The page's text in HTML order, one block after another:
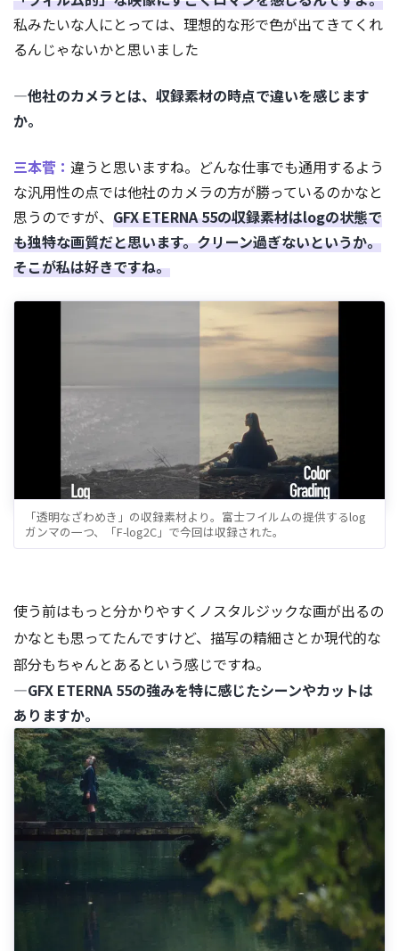
私みたいな人にとっては、理想的な形で色が出てきてくれ
るんじゃないかと思いました
―他社のカメラとは、収録素材の時点で違いを感じます
か。
三本菅： 違うと思いますね。どんな仕事でも通用するよう
な汎用性の点では他社のカメラの方が勝っているのかなと
思うのですが、 GFX ETERNA 55の収録素材はlogの状態で
も独特な画質だと思います。クリーン過ぎないというか。
そこが私は好きですね。
「透明なざわめき」の収録素材より。富士フイルムの提供するlog
ガンマの一つ、「F-log2C」で今回は収録された。
使う前はもっと分かりやすくノスタルジックな画が出るの
かなとも思ってたんですけど、描写の精細さとか現代的な
部分もちゃんとあるという感じですね。
―GFX ETERNA 55の強みを特に感じたシーンやカットは
ありますか。